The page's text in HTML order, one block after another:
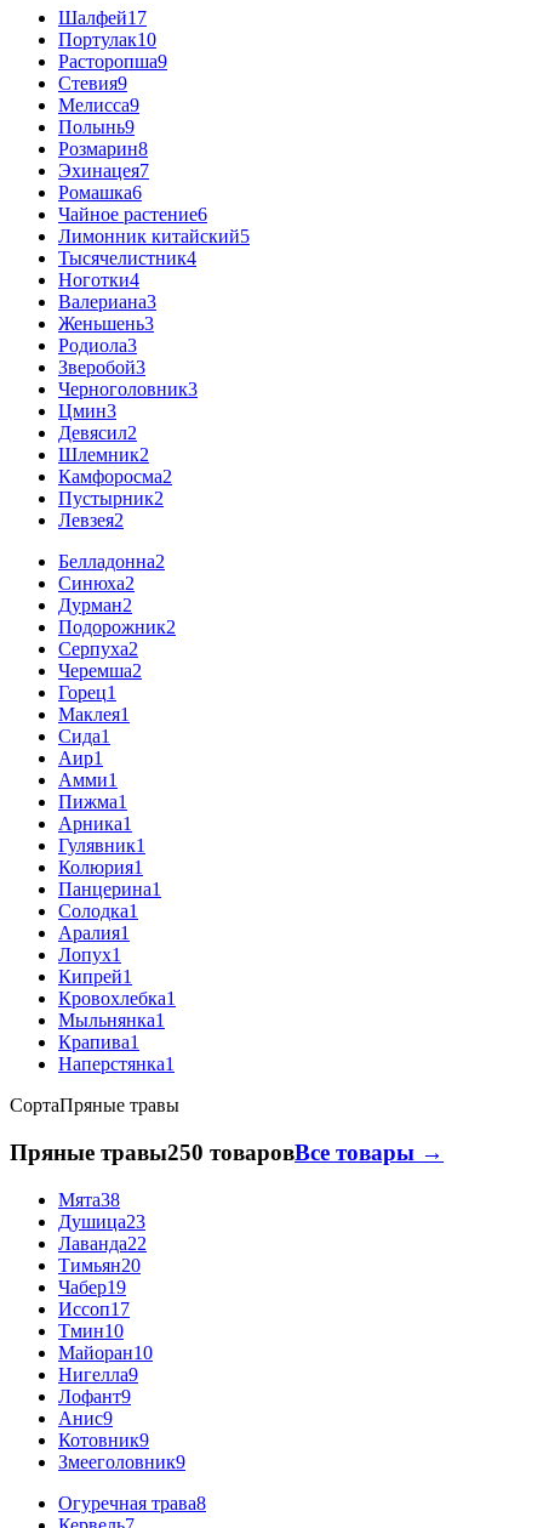
Шалфей17
Портулак10
Расторопша9
Стевия9
Мелисса9
Полынь9
Розмарин8
Эхинацея7
Ромашка6
Чайное растение6
Лимонник китайский5
Тысячелистник4
Ноготки4
Валериана3
Женьшень3
Родиола3
Зверобой3
Черноголовник3
Цмин3
Девясил2
Шлемник2
Камфоросма2
Пустырник2
Левзея2
Белладонна2
Синюха2
Дурман2
Подорожник2
Серпуха2
Черемша2
Горец1
Маклея1
Сида1
Аир1
Амми1
Пижма1
Арника1
Гулявник1
Колюрия1
Панцерина1
Солодка1
Аралия1
Лопух1
Кипрей1
Кровохлебка1
Мыльнянка1
Крапива1
Наперстянка1
СортаПряные травы
Пряные травы250 товаровВсе товары →
Мята38
Душица23
Лаванда22
Тимьян20
Чабер19
Иссоп17
Тмин10
Майоран10
Нигелла9
Лофант9
Анис9
Котовник9
Змееголовник9
Огуречная трава8